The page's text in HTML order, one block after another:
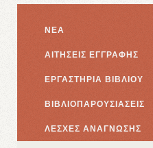
ΝΕΑ
ΑΙΤΗΣΕΙΣ ΕΓΓΡΑΦΗΣ
ΕΡΓΑΣΤΗΡΙΑ ΒΙΒΛΙΟΥ
ΒΙΒΛΙΟΠΑΡΟΥΣΙΑΣΕΙΣ
ΛΕΣΧΕΣ ΑΝΑΓΝΩΣΗΣ